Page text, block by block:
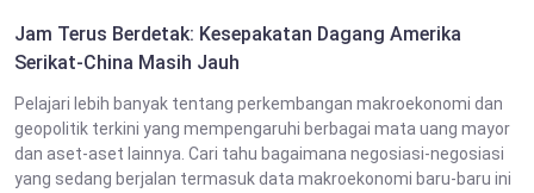
Jam Terus Berdetak: Kesepakatan Dagang Amerika
Serikat-China Masih Jauh
Pelajari lebih banyak tentang perkembangan makroekonomi dan
geopolitik terkini yang mempengaruhi berbagai mata uang mayor
dan aset-aset lainnya. Cari tahu bagaimana negosiasi-negosiasi
yang sedang berjalan termasuk data makroekonomi baru-baru ini